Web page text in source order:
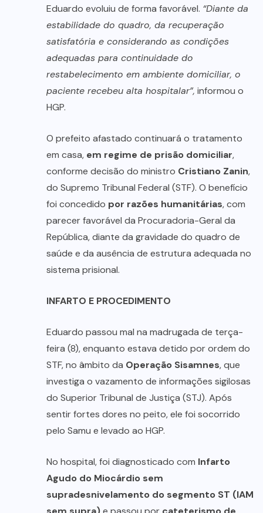
Eduardo evoluiu de forma favorável. “Diante da
estabilidade do quadro, da recuperação
satisfatória e considerando as condições
adequadas para continuidade do
restabelecimento em ambiente domiciliar, o
paciente recebeu alta hospitalar”, informou o
HGP.
O prefeito afastado continuará o tratamento
em casa, em regime de prisão domiciliar,
conforme decisão do ministro Cristiano Zanin,
do Supremo Tribunal Federal (STF). O benefício
foi concedido por razões humanitárias, com
parecer favorável da Procuradoria-Geral da
República, diante da gravidade do quadro de
saúde e da ausência de estrutura adequada no
sistema prisional.
INFARTO E PROCEDIMENTO
Eduardo passou mal na madrugada de terça-
feira (8), enquanto estava detido por ordem do
STF, no âmbito da Operação Sisamnes, que
investiga o vazamento de informações sigilosas
do Superior Tribunal de Justiça (STJ). Após
sentir fortes dores no peito, ele foi socorrido
pelo Samu e levado ao HGP.
No hospital, foi diagnosticado com Infarto
Agudo do Miocárdio sem
supradesnivelamento do segmento ST (IAM